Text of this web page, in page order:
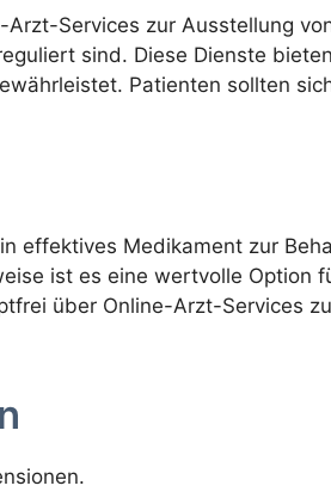
Arzt-Services zur Ausstellung
sind. Diese Dienste
Patienten sollten
effektives Medikament zur
ist es eine wertvolle Option
über Online-Arzt-Services